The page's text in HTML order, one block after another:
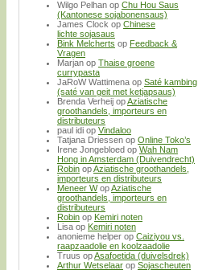
Wilgo Pelhan op Chu Hou Saus
(Kantonese sojabonensaus)
James Clock op Chinese
lichte sojasaus
Bink Melcherts op Feedback &
Vragen
Marjan op Thaise groene
currypasta
JaRoW Wattimena op Saté kambing
(saté van geit met ketjapsaus)
Brenda Verheij opAziatische
groothandels, importeurs en
distributeurs
paul idi op Vindaloo
Tatjana Driessen op Online Toko’s
Irene Jongebloed op Wah Nam
Hong in Amsterdam (Duivendrecht)
Robin opAziatische groothandels,
importeurs en distributeurs
Meneer WopAziatische
groothandels, importeurs en
distributeurs
Robin op Kemiri noten
Lisa op Kemiri noten
anonieme helper op Caiziyou vs.
raapzaadolie en koolzaadolie
Truus opAsafoetida (duivelsdrek)
Arthur Wetselaar op Sojascheuten